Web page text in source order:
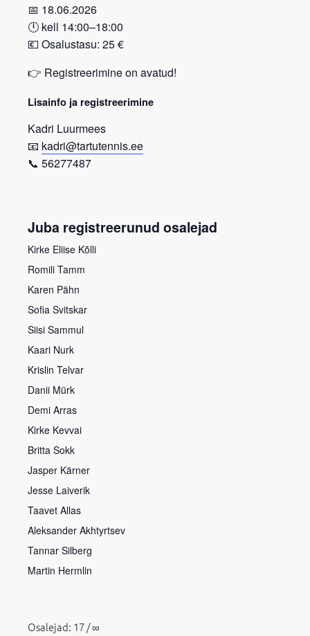
📅 18.06.2026
🕛 kell 14:00–18:00
💶 Osalustasu: 25 €
👉 Registreerimine on avatud!
Lisainfo ja registreerimine
Kadri Luurmees
📧 kadri@tartutennis.ee
📞 56277487
Juba registreerunud osalejad
Kirke Eliise Kõlli
Romili Tamm
Karen Pähn
Sofia Svitskar
Siisi Sammul
Kaari Nurk
Krislin Telvar
Danii Mürk
Demi Arras
Kirke Kevvai
Britta Sokk
Jasper Kärner
Jesse Laiverik
Taavet Allas
Aleksander Akhtyrtsev
Tannar Silberg
Martin Hermlin
Osalejad: 17 / ∞